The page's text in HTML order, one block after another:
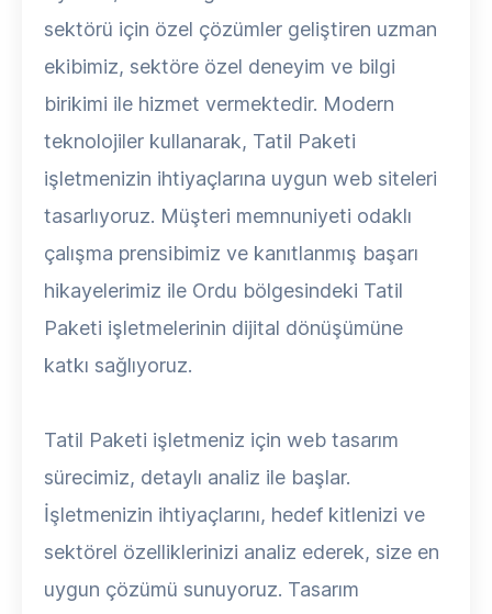
sektörü için özel çözümler geliştiren uzman
ekibimiz, sektöre özel deneyim ve bilgi
birikimi ile hizmet vermektedir. Modern
teknolojiler kullanarak, Tatil Paketi
işletmenizin ihtiyaçlarına uygun web siteleri
tasarlıyoruz. Müşteri memnuniyeti odaklı
çalışma prensibimiz ve kanıtlanmış başarı
hikayelerimiz ile Ordu bölgesindeki Tatil
Paketi işletmelerinin dijital dönüşümüne
katkı sağlıyoruz.
Tatil Paketi işletmeniz için web tasarım
sürecimiz, detaylı analiz ile başlar.
İşletmenizin ihtiyaçlarını, hedef kitlenizi ve
sektörel özelliklerinizi analiz ederek, size en
uygun çözümü sunuyoruz. Tasarım